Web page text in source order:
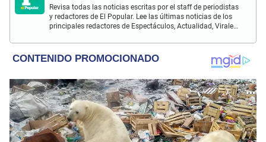
Revisa todas las noticias escritas por el staff de periodistas
y redactores de El Popular. Lee las últimas noticias de los
principales redactores de Espectáculos, Actualidad, Virales,